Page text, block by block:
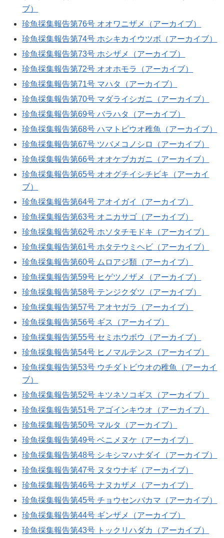
ブ）
珍魚採集報告第76号 オオワニザメ（アーカイブ）
珍魚採集報告第74号 ホシキカイウツボ（アーカイブ）
珍魚採集報告第73号 ホシザメ（アーカイブ）
珍魚採集報告第72号 オオホモラ（アーカイブ）
珍魚採集報告第71号 マハタ（アーカイブ）
珍魚採集報告第70号 マダライシガニ（アーカイブ）
珍魚採集報告第69号 バラハタ（アーカイブ）
珍魚採集報告第68号 ハマトビウオ稚魚（アーカイブ）
珍魚採集報告第67号 ツバメコノシロ（アーカイブ）
珍魚採集報告第66号 オオケブカガニ（アーカイブ）
珍魚採集報告第65号 オオグチイシチビキ（アーカイ
ブ）
珍魚採集報告第64号 アオイガイ（アーカイブ）
珍魚採集報告第63号 オニカサゴ（アーカイブ）
珍魚採集報告第62号 ホソタチモドキ（アーカイブ）
珍魚採集報告第61号 ホタテウミヘビ（アーカイブ）
珍魚採集報告第60号 ムロアジ類（アーカイブ）
珍魚採集報告第59号 ヒゲツノザメ（アーカイブ）
珍魚採集報告第58号 テンジクダツ（アーカイブ）
珍魚採集報告第57号 アオヤガラ（アーカイブ）
珍魚採集報告第56号 ギス（アーカイブ）
珍魚採集報告第55号 セミホウボウ（アーカイブ）
珍魚採集報告第54号 ヒノマルテンス（アーカイブ）
珍魚採集報告第53号 ウチダトビウオの稚魚（アーカイ
ブ）
珍魚採集報告第52号 キツネソコギス（アーカイブ）
珍魚採集報告第51号 アゴインキウオ（アーカイブ）
珍魚採集報告第50号 マルタ（アーカイブ）
珍魚採集報告第49号 ベニメヌケ（アーカイブ）
珍魚採集報告第48号 シキシマハナダイ（アーカイブ）
珍魚採集報告第47号 ヌタウナギ（アーカイブ）
珍魚採集報告第46号 ナヌカザメ（アーカイブ）
珍魚採集報告第45号 チョウセンバカマ（アーカイブ）
珍魚採集報告第44号 ギンザメ（アーカイブ）
珍魚採集報告第43号 トックリハダカ（アーカイブ）